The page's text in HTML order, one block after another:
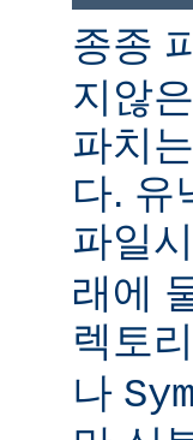
종종
지않
파치
다. 유
파일
래에
렉토
나